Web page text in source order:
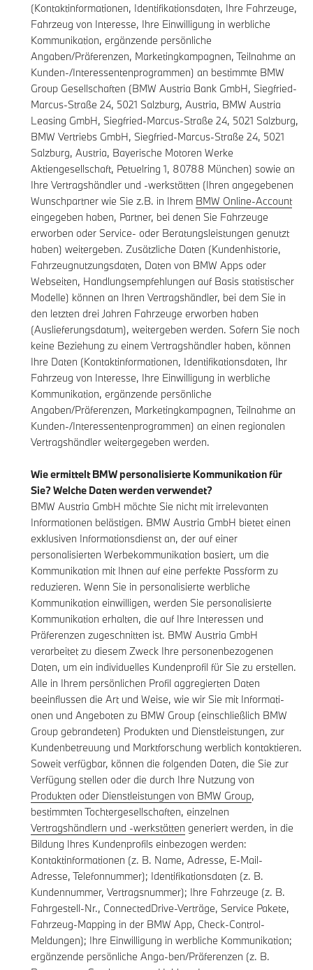
(Kontaktinformationen, Identifikationsdaten, Ihre Fahrzeuge,
Fahrzeug von Interesse, Ihre Einwilligung in werbliche
Kommunikation, ergänzende persönliche
Angaben/Präferenzen, Marketingkampagnen, Teilnahme an
Kunden-/Interessentenprogrammen) an bestimmte BMW
Group Gesellschaften (BMW Austria Bank GmbH, Siegfried-
Marcus-Straße 24, 5021 Salzburg, Austria, BMW Austria
Leasing GmbH, Siegfried-Marcus-Straße 24, 5021 Salzburg,
BMW Vertriebs GmbH, Siegfried-Marcus-Straße 24, 5021
Salzburg, Austria, Bayerische Motoren Werke
Aktiengesellschaft, Petuelring 1, 80788 München) sowie an
Ihre Vertragshändler und -werkstätten (Ihren angegebenen
Wunschpartner wie Sie z.B. in Ihrem BMW Online-Account
eingegeben haben, Partner, bei denen Sie Fahrzeuge
erworben oder Service- oder Beratungsleistungen genutzt
haben) weitergeben. Zusätzliche Daten (Kundenhistorie,
Fahrzeugnutzungsdaten, Daten von BMW Apps oder
Webseiten, Handlungsempfehlungen auf Basis statistischer
Modelle) können an Ihren Vertragshändler, bei dem Sie in
den letzten drei Jahren Fahrzeuge erworben haben
(Auslieferungsdatum), weitergeben werden. Sofern Sie noch
keine Beziehung zu einem Vertragshändler haben, können
Ihre Daten (Kontaktinformationen, Identifikationsdaten, Ihr
Fahrzeug von Interesse, Ihre Einwilligung in werbliche
Kommunikation, ergänzende persönliche
Angaben/Präferenzen, Marketingkampagnen, Teilnahme an
Kunden-/Interessentenprogrammen) an einen regionalen
Vertragshändler weitergegeben werden.
Wie ermittelt BMW personalisierte Kommunikation für
Sie? Welche Daten werden verwendet?
BMW Austria GmbH möchte Sie nicht mit irrelevanten
Informationen belästigen. BMW Austria GmbH bietet einen
exklusiven Informationsdienst an, der auf einer
personalisierten Werbekommunikation basiert, um die
Kommunikation mit Ihnen auf eine perfekte Passform zu
reduzieren. Wenn Sie in personalisierte werbliche
Kommunikation einwilligen, werden Sie personalisierte
Kommunikation erhalten, die auf Ihre Interessen und
Präferenzen zugeschnitten ist. BMW Austria GmbH
verarbeitet zu diesem Zweck Ihre personenbezogenen
Daten, um ein individuelles Kundenprofil für Sie zu erstellen.
Alle in Ihrem persönlichen Profil aggregierten Daten
beeinflussen die Art und Weise, wie wir Sie mit Informati-
onen und Angeboten zu BMW Group (einschließlich BMW
Group gebrandeten) Produkten und Dienstleistungen, zur
Kundenbetreuung und Marktforschung werblich kontaktieren.
Soweit verfügbar, können die folgenden Daten, die Sie zur
Verfügung stellen oder die durch Ihre Nutzung von
Produkten oder Dienstleistungen von BMW Group,
bestimmten Tochtergesellschaften, einzelnen
Vertragshändlern und -werkstätten generiert werden, in die
Bildung Ihres Kundenprofils einbezogen werden:
Kontaktinformationen (z. B. Name, Adresse, E-Mail-
Adresse, Telefonnummer); Identifikationsdaten (z. B.
Kundennummer, Vertragsnummer); Ihre Fahrzeuge (z. B.
Fahrgestell-Nr., ConnectedDrive-Verträge, Service Pakete,
Fahrzeug-Mapping in der BMW App, Check-Control-
Meldungen); Ihre Einwilligung in werbliche Kommunikation;
ergänzende persönliche Anga-ben/Präferenzen (z. B.